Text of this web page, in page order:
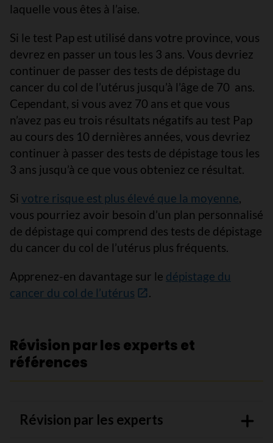
laquelle vous êtes à l’aise.
Si le test Pap est utilisé dans votre province, vous
devrez en passer un tous les 3 ans. Vous devriez
continuer de passer des tests de dépistage du
cancer du col de l’utérus jusqu’à l’âge de 70 ans.
Cependant, si vous avez 70 ans et que vous
n’avez pas eu trois résultats négatifs au test Pap
au cours des 10 dernières années, vous devriez
continuer à passer des tests de dépistage tous les
3 ans jusqu’à ce que vous obteniez ce résultat.
Si votre risque est plus élevé que la moyenne,
vous pourriez avoir besoin d’un plan personnalisé
de dépistage qui comprend des tests de dépistage
du cancer du col de l’utérus plus fréquents.
Apprenez-en davantage sur le dépistage du
cancer du col de l’utérus
.
Révision par les experts et
références
Révision par les experts